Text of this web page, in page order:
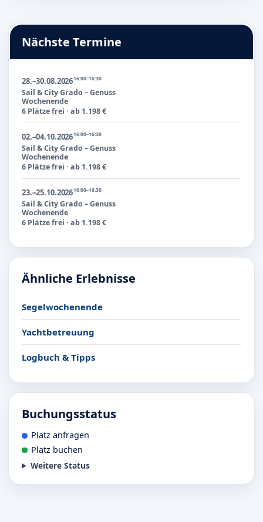
Nächste Termine
28.–30.08.202616:00–16:30
Sail & City Grado – Genuss
Wochenende
6 Plätze frei · ab 1.198 €
02.–04.10.202616:00–16:30
Sail & City Grado – Genuss
Wochenende
6 Plätze frei · ab 1.198 €
23.–25.10.202616:00–16:30
Sail & City Grado – Genuss
Wochenende
6 Plätze frei · ab 1.198 €
Ähnliche Erlebnisse
Segelwochenende
Yachtbetreuung
Logbuch & Tipps
Buchungsstatus
Platz anfragen
Platz buchen
Weitere Status